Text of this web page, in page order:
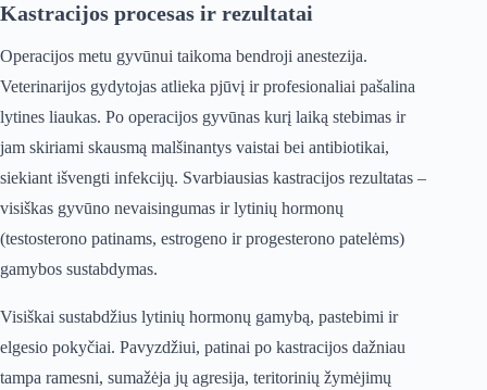
Kastracijos procesas ir rezultatai
Operacijos metu gyvūnui taikoma bendroji anestezija.
Veterinarijos gydytojas atlieka pjūvį ir profesionaliai pašalina
lytines liaukas. Po operacijos gyvūnas kurį laiką stebimas ir
jam skiriami skausmą malšinantys vaistai bei antibiotikai,
siekiant išvengti infekcijų. Svarbiausias kastracijos rezultatas –
visiškas gyvūno nevaisingumas ir lytinių hormonų
(testosterono patinams, estrogeno ir progesterono patelėms)
gamybos sustabdymas.
Visiškai sustabdžius lytinių hormonų gamybą, pastebimi ir
elgesio pokyčiai. Pavyzdžiui, patinai po kastracijos dažniau
tampa ramesni, sumažėja jų agresija, teritorinių žymėjimų